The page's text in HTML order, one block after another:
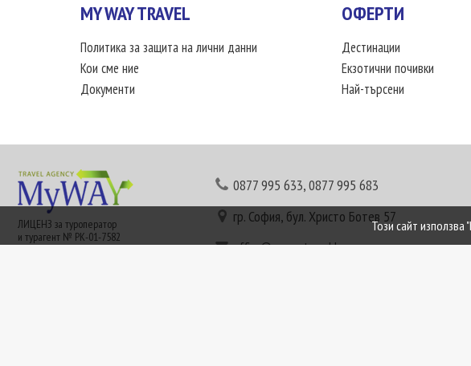
MY WAY TRAVEL
Политика за защита на лични данни
Кои сме ние
Документи
ОФЕРТИ
Дестинации
Екзотични почивки
Най-търсени
ЛИЦЕНЗ за туроператор
и турагент № РК-01-7582
0877 995 633,0877 995 683
гр. София, бул. Христо Ботев 57
office@mywaytravel.bg
Този сайт използва